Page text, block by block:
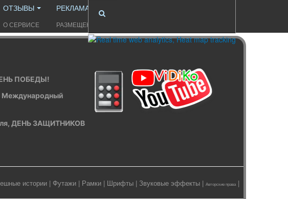
ОТЗЫВЫ
О СЕРВИСЕ
РЕКЛАМА
РАЗМЕЩЕНИЕ
ПОБЕДЫ!
Международный
ДЕНЬ ЗАЩИТНИКОВ
истории | Футажи | Рамки | Шрифты | Звуковые эффекты | Авторские права |